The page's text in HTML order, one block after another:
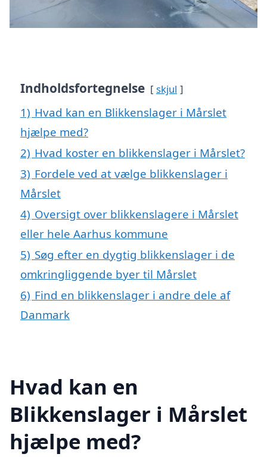
Indholdsfortegnelse skjul
1) Hvad kan en Blikkenslager i Mårslet
hjælpe med?
2) Hvad koster en blikkenslager i Mårslet?
3) Fordele ved at vælge blikkenslager i
Mårslet
4) Oversigt over blikkenslagere i Mårslet
eller hele Aarhus kommune
5) Søg efter en dygtig blikkenslager i de
omkringliggende byer til Mårslet
6) Find en blikkenslager i andre dele af
Danmark
Hvad kan en
Blikkenslager i Mårslet
hjælpe med?